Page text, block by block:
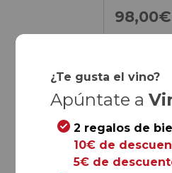
98,00€
¿Te gusta el vino?
Apúntate a
2 regalos de
10€ de
5€ de